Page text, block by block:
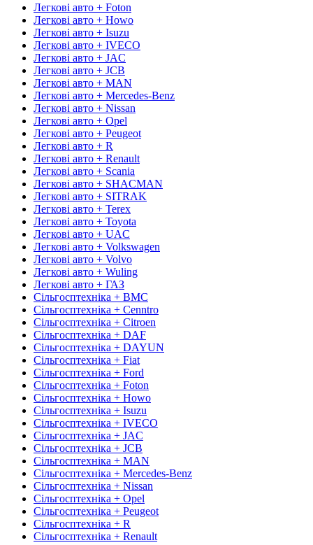
Легкові авто + Foton
Легкові авто + Howo
Легкові авто + Isuzu
Легкові авто + IVECO
Легкові авто + JAC
Легкові авто + JCB
Легкові авто + MAN
Легкові авто + Mercedes-Benz
Легкові авто + Nissan
Легкові авто + Opel
Легкові авто + Peugeot
Легкові авто + R
Легкові авто + Renault
Легкові авто + Scania
Легкові авто + SHACMAN
Легкові авто + SITRAK
Легкові авто + Terex
Легкові авто + Toyota
Легкові авто + UAC
Легкові авто + Volkswagen
Легкові авто + Volvo
Легкові авто + Wuling
Легкові авто + ГАЗ
Сільгосптехніка + BMC
Сільгосптехніка + Cenntro
Сільгосптехніка + Citroen
Сільгосптехніка + DAF
Сільгосптехніка + DAYUN
Сільгосптехніка + Fiat
Сільгосптехніка + Ford
Сільгосптехніка + Foton
Сільгосптехніка + Howo
Сільгосптехніка + Isuzu
Сільгосптехніка + IVECO
Сільгосптехніка + JAC
Сільгосптехніка + JCB
Сільгосптехніка + MAN
Сільгосптехніка + Mercedes-Benz
Сільгосптехніка + Nissan
Сільгосптехніка + Opel
Сільгосптехніка + Peugeot
Сільгосптехніка + R
Сільгосптехніка + Renault